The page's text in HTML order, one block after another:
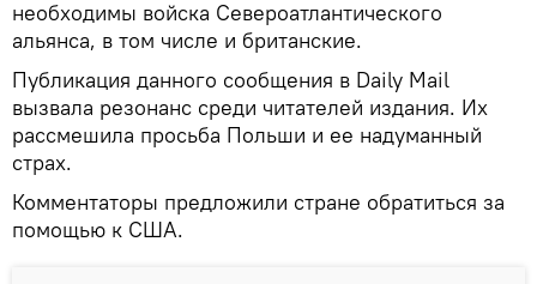
необходимы войска Североатлантического
альянса, в том числе и британские.
Публикация данного сообщения в Daily Mail
вызвала резонанс среди читателей издания. Их
рассмешила просьба Польши и ее надуманный
страх.
Комментаторы предложили стране обратиться за
помощью к США.